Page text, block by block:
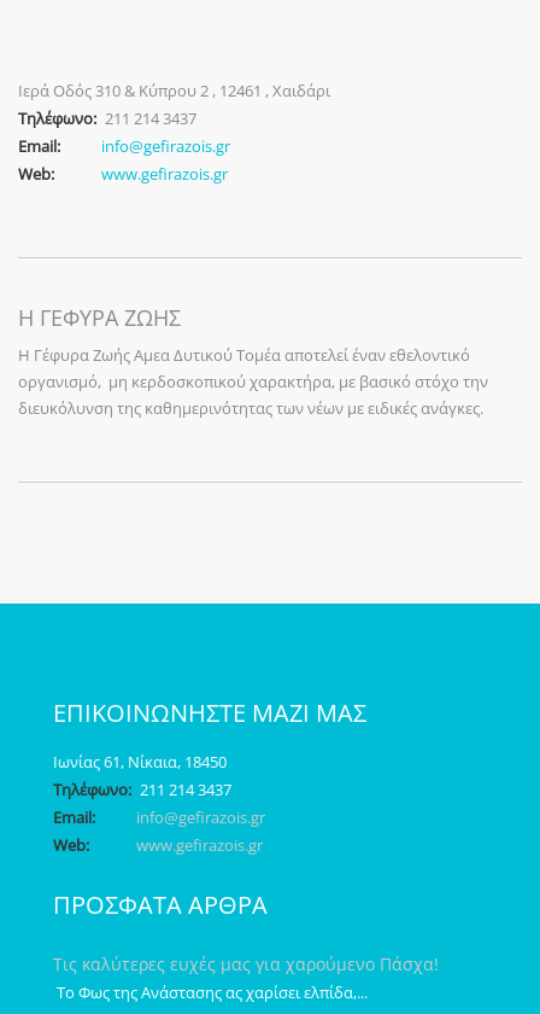
Ιερά Οδός 310 & Κύπρου 2 , 12461 , Χαιδάρι
Τηλέφωνο:211 214 3437
Email:
info@gefirazois.gr
Web:
www.gefirazois.gr
Η ΓΕΦΥΡΑ ΖΩΗΣ
Η Γέφυρα Ζωής Αμεα Δυτικού Τομέα αποτελεί έναν εθελοντικό
οργανισμό, μη κερδοσκοπικού χαρακτήρα, με βασικό στόχο την
διευκόλυνση της καθημερινότητας των νέων με ειδικές ανάγκες.
ΕΠΙΚΟΙΝΩΝΗΣΤΕ ΜΑΖΙ ΜΑΣ
Ιωνίας 61, Νίκαια, 18450
Τηλέφωνο:211 214 3437
Email:
info@gefirazois.gr
Web:
www.gefirazois.gr
ΠΡΟΣΦΑΤΑ ΑΡΘΡΑ
Τις καλύτερες ευχές μας για χαρούμενο Πάσχα!
Το Φως της Ανάστασης ας χαρίσει ελπίδα,...